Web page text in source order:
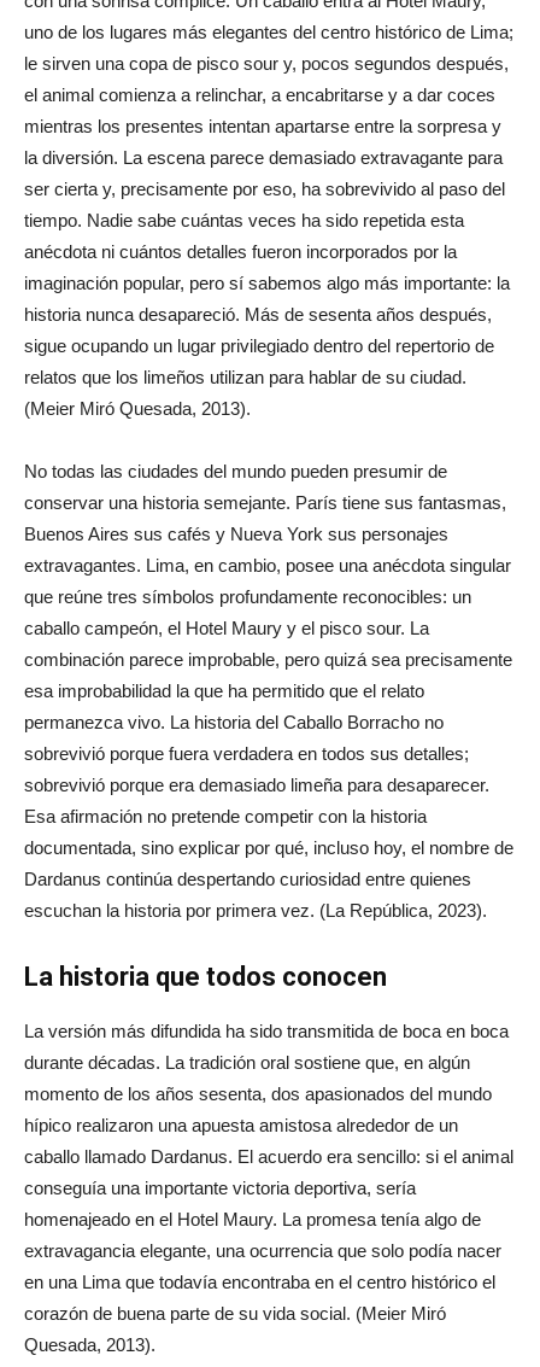
uno de los lugares más elegantes del centro histórico de Lima;
le sirven una copa de pisco sour y, pocos segundos después,
el animal comienza a relinchar, a encabritarse y a dar coces
mientras los presentes intentan apartarse entre la sorpresa y
la diversión. La escena parece demasiado extravagante para
ser cierta y, precisamente por eso, ha sobrevivido al paso del
tiempo. Nadie sabe cuántas veces ha sido repetida esta
anécdota ni cuántos detalles fueron incorporados por la
imaginación popular, pero sí sabemos algo más importante: la
historia nunca desapareció. Más de sesenta años después,
sigue ocupando un lugar privilegiado dentro del repertorio de
relatos que los limeños utilizan para hablar de su ciudad.
(Meier Miró Quesada, 2013).
No todas las ciudades del mundo pueden presumir de
conservar una historia semejante. París tiene sus fantasmas,
Buenos Aires sus cafés y Nueva York sus personajes
extravagantes. Lima, en cambio, posee una anécdota singular
que reúne tres símbolos profundamente reconocibles: un
caballo campeón, el Hotel Maury y el pisco sour. La
combinación parece improbable, pero quizá sea precisamente
esa improbabilidad la que ha permitido que el relato
permanezca vivo. La historia del Caballo Borracho no
sobrevivió porque fuera verdadera en todos sus detalles;
sobrevivió porque era demasiado limeña para desaparecer.
Esa afirmación no pretende competir con la historia
documentada, sino explicar por qué, incluso hoy, el nombre de
Dardanus continúa despertando curiosidad entre quienes
escuchan la historia por primera vez. (La República, 2023).
La historia que todos conocen
La versión más difundida ha sido transmitida de boca en boca
durante décadas. La tradición oral sostiene que, en algún
momento de los años sesenta, dos apasionados del mundo
hípico realizaron una apuesta amistosa alrededor de un
caballo llamado Dardanus. El acuerdo era sencillo: si el animal
conseguía una importante victoria deportiva, sería
homenajeado en el Hotel Maury. La promesa tenía algo de
extravagancia elegante, una ocurrencia que solo podía nacer
en una Lima que todavía encontraba en el centro histórico el
corazón de buena parte de su vida social. (Meier Miró
Quesada, 2013).